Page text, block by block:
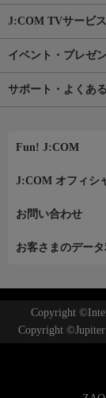
J:COM TVサービ
イベント・プレゼ
サポート・よくあ
Fun! J:COM
J:COM オフィシ
お問い合わせ
お客さまのデー
Copyright
Copyright ©Jupiter